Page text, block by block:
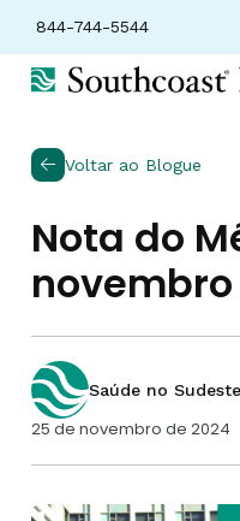
844-744-5544
Voltar ao Blogue
Nota do
Saúde no Sudeste
25 de novembro de 2024